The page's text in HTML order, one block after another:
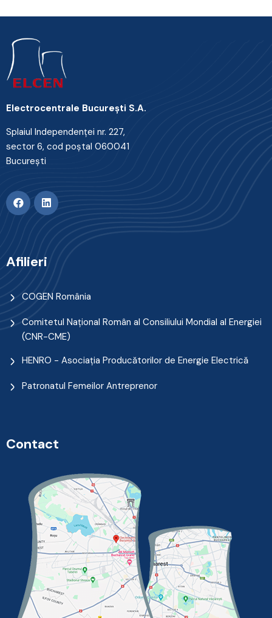
Electrocentrale Bucureşti S.A.
Splaiul Independenţei nr. 227,
sector 6, cod poştal 060041
Bucureşti
Afilieri
COGEN România
Comitetul Naţional Român al Consiliului Mondial al Energiei
(CNR-CME)
HENRO - Asociația Producătorilor de Energie Electrică
Patronatul Femeilor Antreprenor
Contact